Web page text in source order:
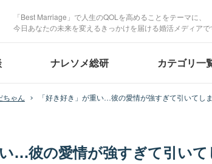
「Best Marriage」で人生のQOLを高めることをテーマに、
今日あなたの未来を変えるきっかけを届ける婚活メディアで
ナレソメ総研 カテゴリ一
ちゃん 「好き好き」が重い…彼の愛情が強すぎて引いてし
い…彼の愛情が強すぎて引い